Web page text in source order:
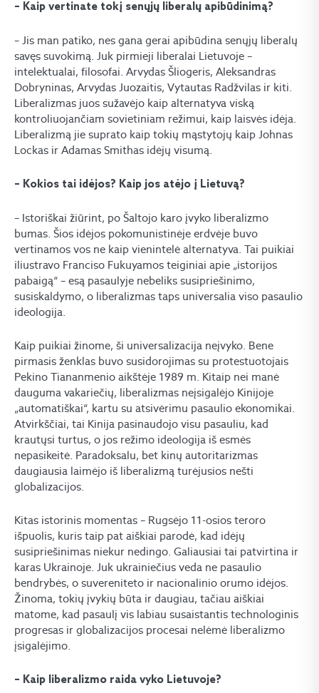
– Kaip vertinate tokį senųjų liberalų apibūdinimą?
– Jis man patiko, nes gana gerai apibūdina senųjų liberalų
savęs suvokimą. Juk pirmieji liberalai Lietuvoje –
intelektualai, filosofai. Arvydas Šliogeris, Aleksandras
Dobryninas, Arvydas Juozaitis, Vytautas Radžvilas ir kiti.
Liberalizmas juos sužavėjo kaip alternatyva viską
kontroliuojančiam sovietiniam režimui, kaip laisvės idėja.
Liberalizmą jie suprato kaip tokių mąstytojų kaip Johnas
Lockas ir Adamas Smithas idėjų visumą.
– Kokios tai idėjos? Kaip jos atėjo į Lietuvą?
– Istoriškai žiūrint, po Šaltojo karo įvyko liberalizmo
bumas. Šios idėjos pokomunistinėje erdvėje buvo
vertinamos vos ne kaip vienintelė alternatyva. Tai puikiai
iliustravo Franciso Fukuyamos teiginiai apie „istorijos
pabaigą“ – esą pasaulyje nebeliks susipriešinimo,
susiskaldymo, o liberalizmas taps universalia viso pasaulio
ideologija.
Kaip puikiai žinome, ši universalizacija neįvyko. Bene
pirmasis ženklas buvo susidorojimas su protestuotojais
Pekino Tiananmenio aikštėje 1989 m. Kitaip nei manė
dauguma vakariečių, liberalizmas neįsigalėjo Kinijoje
„automatiškai“, kartu su atsivėrimu pasaulio ekonomikai.
Atvirkščiai, tai Kinija pasinaudojo visu pasauliu, kad
krautųsi turtus, o jos režimo ideologija iš esmės
nepasikeitė. Paradoksalu, bet kinų autoritarizmas
daugiausia laimėjo iš liberalizmą turėjusios nešti
globalizacijos.
Kitas istorinis momentas – Rugsėjo 11-osios teroro
išpuolis, kuris taip pat aiškiai parodė, kad idėjų
susipriešinimas niekur nedingo. Galiausiai tai patvirtina ir
karas Ukrainoje. Juk ukrainiečius veda ne pasaulio
bendrybės, o suvereniteto ir nacionalinio orumo idėjos.
Žinoma, tokių įvykių būta ir daugiau, tačiau aiškiai
matome, kad pasaulį vis labiau susaistantis technologinis
progresas ir globalizacijos procesai nelėmė liberalizmo
įsigalėjimo.
– Kaip liberalizmo raida vyko Lietuvoje?